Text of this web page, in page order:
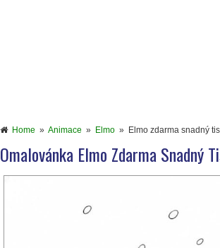
Home » Animace » Elmo » Elmo zdarma snadný
Omalovánka Elmo Zdarma Snadný